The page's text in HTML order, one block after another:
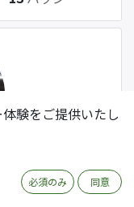
験をご提供いたし
必須のみ 同意